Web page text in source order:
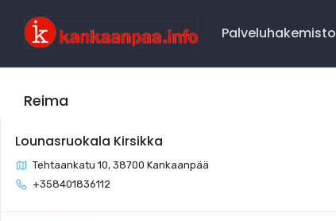
Navigation
Palveluhakemisto
Reima
Lounasruokala Kirsikka
Tehtaankatu 10, 38700 Kankaanpää
+358401836112